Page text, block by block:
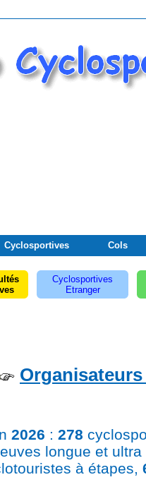
Cyclosportives Cols
Cyclosportives
Etranger
2026 : 278
longue et
à étapes,